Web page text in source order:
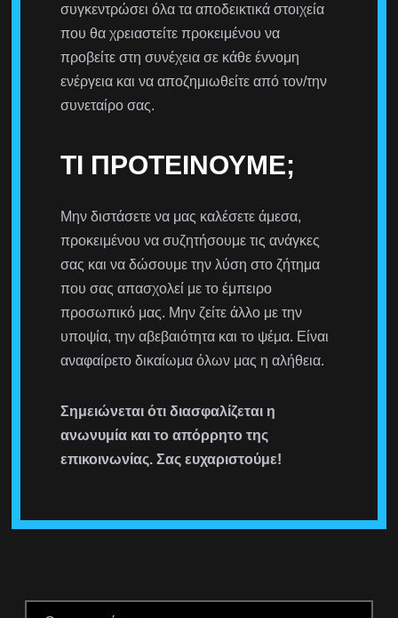
συγκεντρώσει όλα τα αποδεικτικά στοιχεία
που θα χρειαστείτε προκειμένου να
προβείτε στη συνέχεια σε κάθε έννομη
ενέργεια και να αποζημιωθείτε από τον/την
συνεταίρο σας.
ΤΙ ΠΡΟΤΕΊΝΟΥΜΕ;
Μην διστάσετε να μας καλέσετε άμεσα,
προκειμένου να συζητήσουμε τις ανάγκες
σας και να δώσουμε την λύση στο ζήτημα
που σας απασχολεί με το έμπειρο
προσωπικό μας. Μην ζείτε άλλο με την
υποψία, την αβεβαιότητα και το ψέμα. Είναι
αναφαίρετο δικαίωμα όλων μας η αλήθεια.
Σημειώνεται ότι διασφαλίζεται η
ανωνυμία και το απόρρητο της
επικοινωνίας. Σας ευχαριστούμε!